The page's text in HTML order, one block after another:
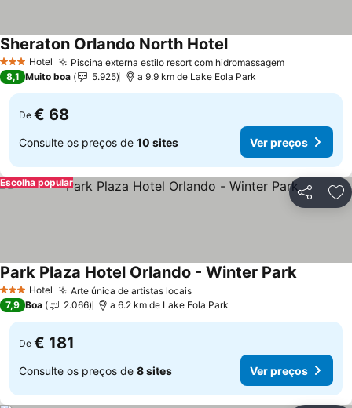
3 EstrelasHotel Piscina externa estilo resort com hidromassagemVer preços
Sheraton Orlando North HotelVer preços
8,1 Muito boa 5.925 a 9.9 km de Lake Eola Park
De € 68
Consulte os preços de 10 sites Ver preços
Partilhar
Escolha popular
3 EstrelasHotel Arte única de artistas locaisVer preços
Park Plaza Hotel Orlando - Winter ParkVer
7,9 Boa 2.066 a 6.2 km de Lake Eola Park
De € 181
Consulte os preços de 8 sites Ver preços